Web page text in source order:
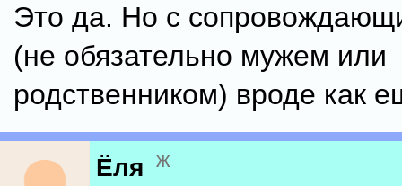
Это да. Но с
(не обязательно мужем или
родственником) вроде как
Ёля ж